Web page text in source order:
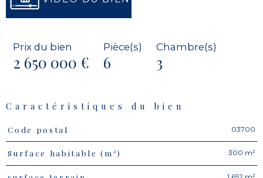
Prix du bien
2 650 000 €
Pièce(s)
6
Chambre(s)
3
Caractéristiques du bien
Caractéristiques Valeurs
Code postal 03700
Surface habitable (m²) 300 m²